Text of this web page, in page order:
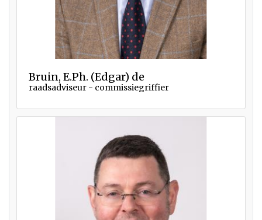
Bruin, E.Ph. (Edgar) de
raadsadviseur - commissiegriffier